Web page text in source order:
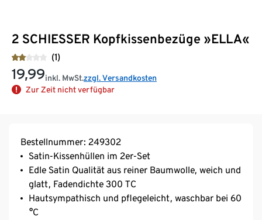
2 SCHIESSER Kopfkissenbezüge »ELLA«
(1)
19,99inkl. MwSt.zzgl. Versandkosten
Zur Zeit nicht verfügbar
Bestellnummer: 249302
Satin-Kissenhüllen im 2er-Set
Edle Satin Qualität aus reiner Baumwolle, weich und
glatt, Fadendichte 300 TC
Hautsympathisch und pflegeleicht, waschbar bei 60
°C